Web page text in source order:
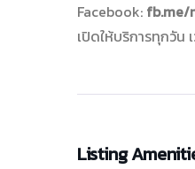
Facebook: fb.me/
เปิดให้บริการทุกวัน
Listing